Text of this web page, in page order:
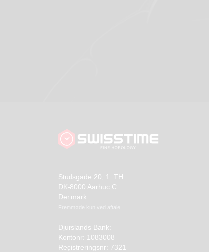
Studsgade 20, 1. TH.
DK-8000 Aarhuc C
Denmark
Fremmøde kun ved aftale
Djurslands Bank:
Kontonr: 1083008
Registreringsnr: 7321